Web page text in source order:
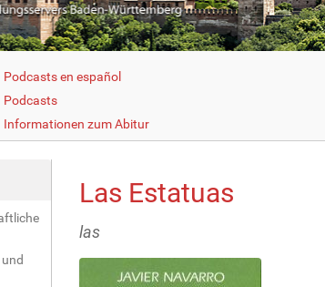
Podcasts en español
Podcasts
Informationen zum Abitur
Las Estatuas
las